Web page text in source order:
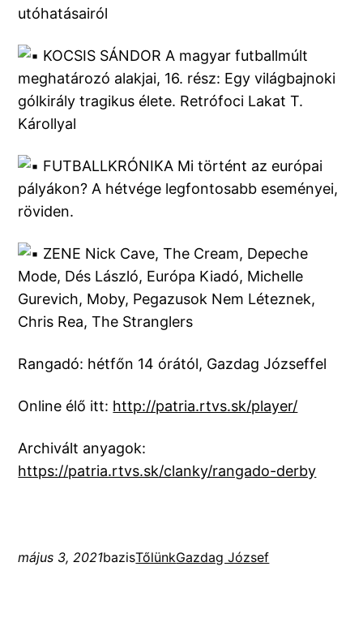
utóhatásairól
KOCSIS SÁNDOR A magyar futballmúlt
meghatározó alakjai, 16. rész: Egy világbajnoki
gólkirály tragikus élete. Retrófoci Lakat T.
Károllyal
FUTBALLKRÓNIKA Mi történt az európai
pályákon? A hétvége legfontosabb eseményei,
röviden.
ZENE Nick Cave, The Cream, Depeche
Mode, Dés László, Európa Kiadó, Michelle
Gurevich, Moby, Pegazusok Nem Léteznek,
Chris Rea, The Stranglers
Rangadó: hétfőn 14 órától, Gazdag Józseffel
Online élő itt: http://patria.rtvs.sk/player/
Archivált anyagok:
https://patria.rtvs.sk/clanky/rangado-derby
május 3, 2021bazisTőlünkGazdag József